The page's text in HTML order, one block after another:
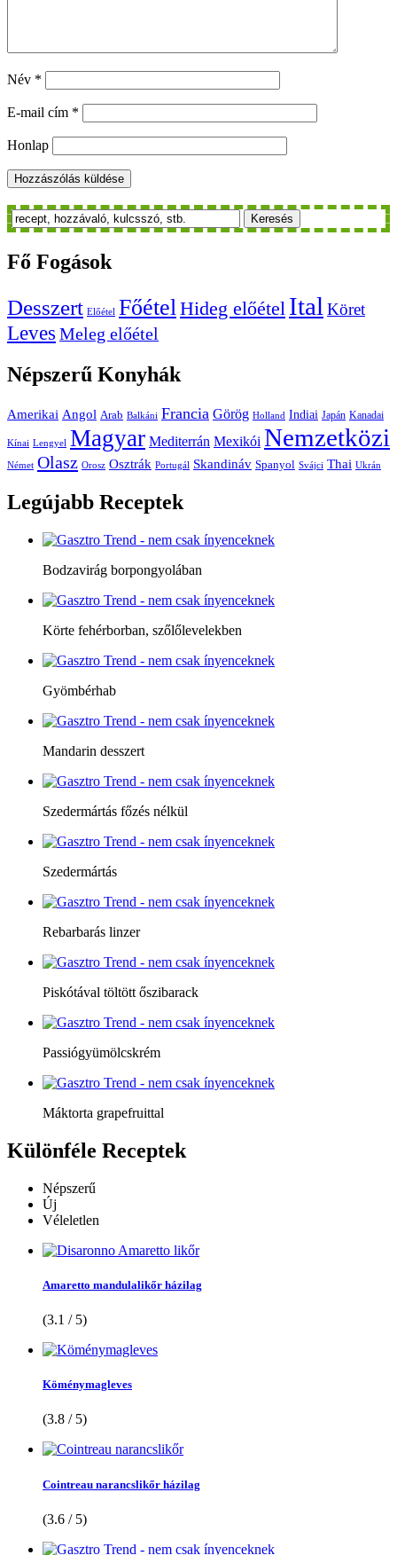
Név *
E-mail cím *
Honlap
Keresés
Fő Fogások
Desszert Előétel FőételHideg előétel Ital Köret
Leves Meleg előétel
Népszerű Konyhák
Amerikai Angol Arab Balkáni Francia Görög Holland Indiai Japán Kanadai
Kínai Lengyel Magyar Mediterrán Mexikói Nemzetközi
Német Olasz Orosz Osztrák Portugál Skandináv Spanyol Svájci Thai Ukrán
Legújabb Receptek
Bodzavirág borpongyolában
Körte fehérborban, szőlőlevelekben
Gyömbérhab
Mandarin desszert
Szedermártás főzés nélkül
Szedermártás
Rebarbarás linzer
Piskótával töltött őszibarack
Passiógyümölcskrém
Máktorta grapefruittal
Különféle Receptek
Népszerű
Új
Véleletlen
Amaretto mandulalikőr házilag
(3.1 / 5)
Köménymagleves
(3.8 / 5)
Cointreau narancslikőr házilag
(3.6 / 5)